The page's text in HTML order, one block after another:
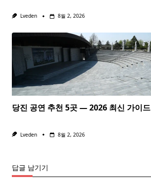
Lveden 8월 2, 2026
당진 공연 추천 5곳 — 2026 최신 가이드
Lveden 8월 2, 2026
답글 남기기